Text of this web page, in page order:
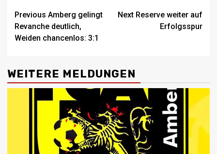
Post
navigation
Previous Amberg gelingt
Revanche deutlich,
Weiden chancenlos: 3:1
Next Reserve weiter auf
Erfolgsspur
WEITERE MELDUNGEN